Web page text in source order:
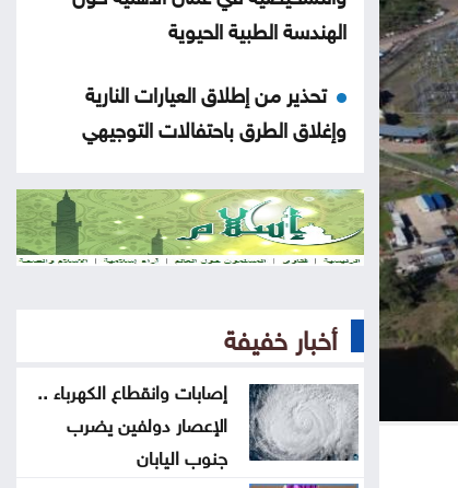
الهندسة الطبية الحيوية
تحذير من إطلاق العيارات النارية
وإغلاق الطرق باحتفالات التوجيهي
التكنولوجيا الزراعية في عمان الأهلية
تشارك بفعاليات اليوم العالمي لمكافحة
التصحر والجفاف 2026
هندسة عمان الأهلية تحصد المركز
الأول بمسابقة مشاريع النقل والمرور
2.8 مليار دينار قروض كشف الراتب
منذ بداية العام
أخبار خفيفة
إصابات وانقطاع الكهرباء ..
الإعصار دولفين يضرب
جنوب اليابان